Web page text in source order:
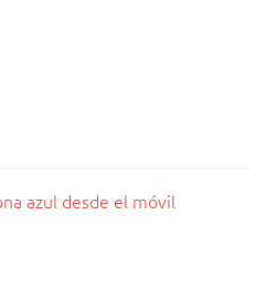
azul desde el móvil